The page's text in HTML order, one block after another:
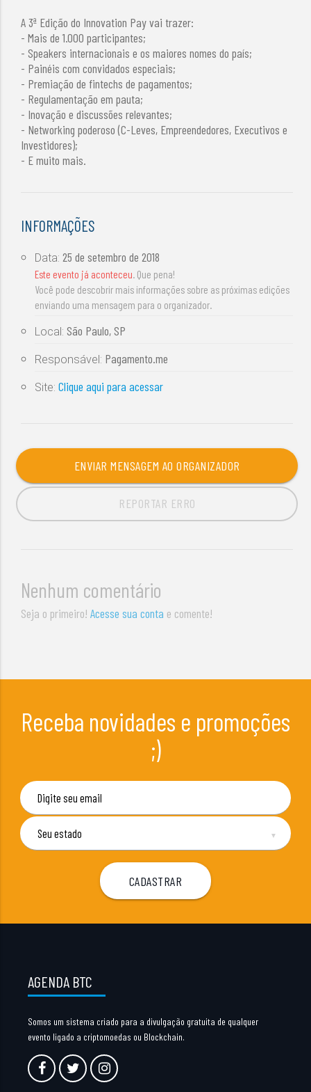
A 3ª Edição do Innovation Pay vai trazer:
- Mais de 1.000 participantes;
- Speakers internacionais e os maiores nomes do país;
- Painéis com convidados especiais;
- Premiação de fintechs de pagamentos;
- Regulamentação em pauta;
- Inovação e discussões relevantes;
- Networking poderoso (C-Leves, Empreendedores, Executivos e
Investidores);
- E muito mais.
INFORMAÇÕES
Data:25 de setembro de 2018
Este evento já aconteceu. Que pena!
Você pode descobrir mais informações sobre as próximas edições
enviando uma mensagem para o organizador.
Local: São Paulo, SP
Responsável: Pagamento.me
Site:Clique aqui para acessar
ENVIAR MENSAGEM AO ORGANIZADOR
REPORTAR ERRO
Nenhum comentário
Seja o primeiro!Acesse sua conta e comente!
Receba novidades e promoções
;)
▼
AGENDA BTC
Somos um sistema criado para a divulgação gratuita de qualquer
evento ligado a criptomoedas ou Blockchain.